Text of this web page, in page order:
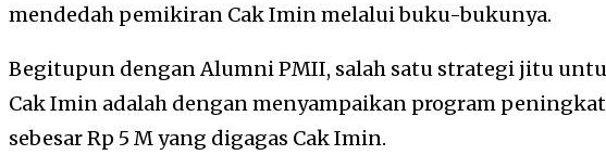
mendedah pemikiran Cak Imin melalui buku-bukunya.
Begitupun dengan Alumni PMII, salah satu strategi jitu
Cak Imin adalah dengan menyampaikan program
sebesar Rp 5 M yang digagas Cak Imin.